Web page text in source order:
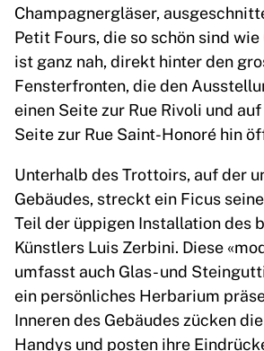
Champagnergläser,
Petit Fours, die so schön sind
ist ganz nah, direkt hinter den
Fensterfronten, die den
einen Seite zur Rue Rivoli und
Seite zur Rue Saint-Honoré hin
Unterhalb des Trottoirs, auf der
Gebäudes, streckt ein Ficus
Teil der üppigen Installation des
Künstlers Luis Zerbini. Diese
umfasst auch Glas- und
ein persönliches Herbarium
Inneren des Gebäudes zücken
Handys und posten ihre